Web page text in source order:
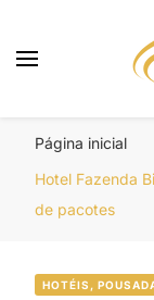
Página inicial
Hotel Fazenda
de pacotes
HOTÉIS,